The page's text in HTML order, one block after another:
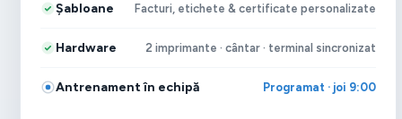
Șabloane Facturi, etichete & certificate personalizate
Hardware 2 imprimante · cântar · terminal sincronizat
Antrenament în echipă Programat · joi 9:00